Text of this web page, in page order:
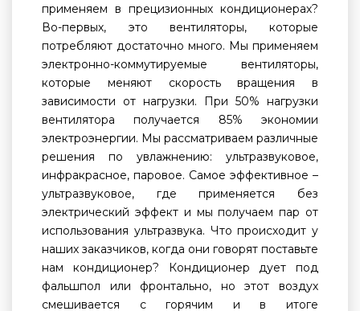
применяем в прецизионных кондиционерах?
Во-первых, это вентиляторы, которые
потребляют достаточно много. Мы применяем
электронно-коммутируемые вентиляторы,
которые меняют скорость вращения в
зависимости от нагрузки. При 50% нагрузки
вентилятора получается 85% экономии
электроэнергии. Мы рассматриваем различные
решения по увлажнению: ультразвуковое,
инфракрасное, паровое. Самое эффективное –
ультразвуковое, где применяется без
электрический эффект и мы получаем пар от
использования ультразвука. Что происходит у
наших заказчиков, когда они говорят поставьте
нам кондиционер? Кондиционер дует под
фальшпол или фронтально, но этот воздух
смешивается с горячим и в итоге